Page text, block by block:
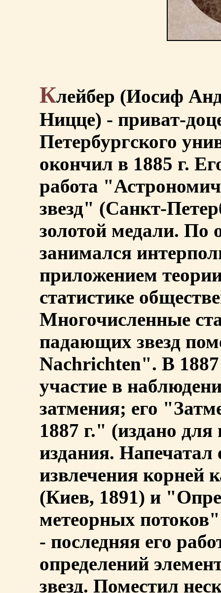
Клейбер (Иосиф
Ницце) - приват-
Петербургского
окончил в 1885 г.
работа
звезд" (Санкт-
золотой медали. По
занимался
приложением
статистике
Многочисленные
падающих звезд
Nachrichten". В
участие в
затмения; его
1887 г." (издано
издания.
извлечения корней
(Киев, 1891) и
метеорных
- последняя его
определений
звезд. Поместил